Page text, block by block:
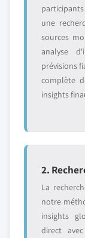
une
sources
analyse
prévisions
complète
insights
2.
La
notre
insights
direct